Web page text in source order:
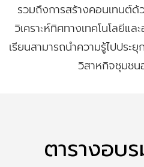
รวมถึงการสร้างคอนเทนต์
วิเคราะห์ทิศทางเทคโนโลยีแ
เรียนสามารถนำความรู้ไปประ
วิสาหกิจชุมช
ตารางอบ